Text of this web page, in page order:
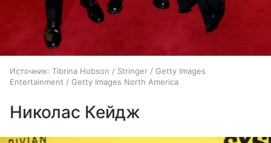
Источник: Tibrina Hobson / Stringer / Getty Images
Entertainment / Getty Images North America
Николас Кейдж